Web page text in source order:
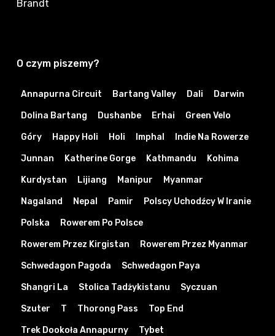
Brandt
O czym piszemy?
Annapurna Circuit Bartang Valley Dali Darwin
Dolina Bartang Dushanbe Erhai Green Velo
Góry Happy Holi Holi Imphal Indie Na Rowerze
Junnan Katherine Gorge Kathmandu Kohima
Kurdystan Lijiang Manipur Myanmar
Nagaland Nepal Pamir Polscy Uchodźcy W Iranie
Polska Rowerem Po Polsce
Rowerem Przez Kirgistan Rowerem Przez Myanmar
Schwedagon Pagoda Schwedagon Paya
Shangri La Stolica Tadżykistanu Syczuan
Szuter T Thorong Pass Top End
Trek Dookoła Annapurny Tybet